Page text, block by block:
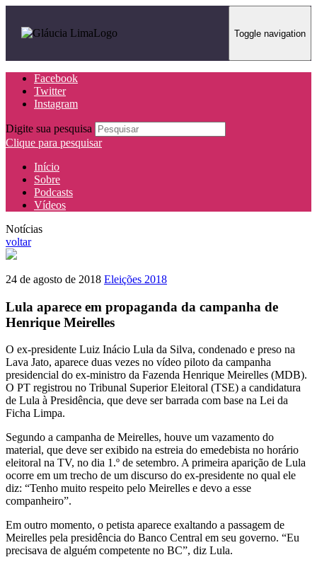
Toggle navigation
Facebook
Twitter
Instagram
Digite sua pesquisa
Clique para pesquisar
Início
Sobre
Podcasts
Vídeos
Notícias
voltar
24 de agosto de 2018 Eleições 2018
Lula aparece em propaganda da campanha de
Henrique Meirelles
O ex-presidente Luiz Inácio Lula da Silva, condenado e preso na
Lava Jato, aparece duas vezes no vídeo piloto da campanha
presidencial do ex-ministro da Fazenda Henrique Meirelles (MDB).
O PT registrou no Tribunal Superior Eleitoral (TSE) a candidatura
de Lula à Presidência, que deve ser barrada com base na Lei da
Ficha Limpa.
Segundo a campanha de Meirelles, houve um vazamento do
material, que deve ser exibido na estreia do emedebista no horário
eleitoral na TV, no dia 1.º de setembro. A primeira aparição de Lula
ocorre em um trecho de um discurso do ex-presidente no qual ele
diz: “Tenho muito respeito pelo Meirelles e devo a esse
companheiro”.
Em outro momento, o petista aparece exaltando a passagem de
Meirelles pela presidência do Banco Central em seu governo. “Eu
precisava de alguém competente no BC”, diz Lula.